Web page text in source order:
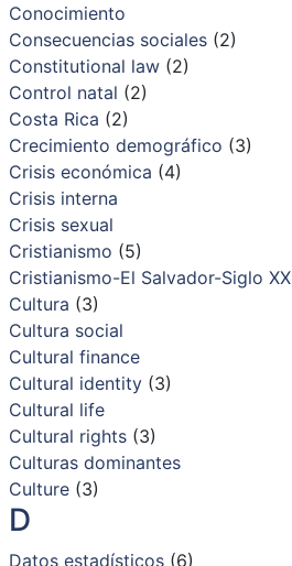
Conocimiento
Consecuencias sociales(2)
Constitutional law(2)
Control natal (2)
Costa Rica (2)
Crecimiento demográfico (3)
Crisis económica (4)
Crisis interna
Crisis sexual
Cristianismo (5)
Cristianismo-El Salvador-Siglo XX
Cultura (3)
Cultura social
Cultural finance
Cultural identity(3)
Cultural life
Cultural rights(3)
Culturas dominantes
Culture(3)
D
Datos estadísticos(6)